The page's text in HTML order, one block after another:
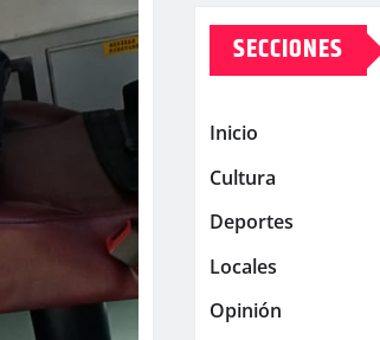
SECCIONES
Inicio
Cultura
Deportes
Locales
Opinión